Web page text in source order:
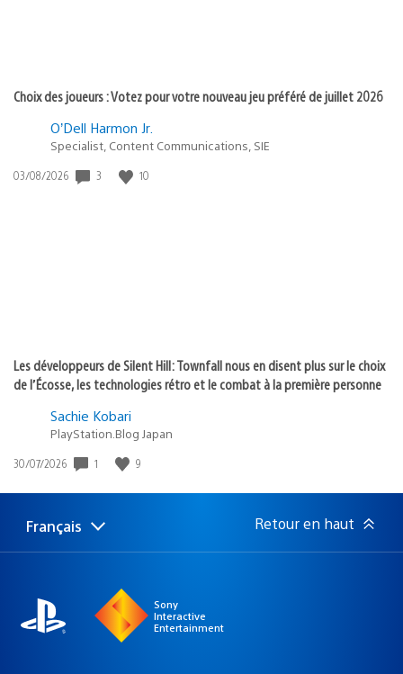
Choix des joueurs : Votez pour votre nouveau jeu préféré de juillet 2026
O’Dell Harmon Jr.
Specialist, Content Communications, SIE
Date
03/08/2026 3 10
Les développeurs de Silent Hill: Townfall nous en disent plus sur le choix
de l’Écosse, les technologies rétro et le combat à la première personne
Sachie Kobari
PlayStation.Blog Japan
Date
publication
30/07/2026 1 9
Choisir
une
Région
actuelle
Français Retour en haut
Sony
Interactive
Entertainment